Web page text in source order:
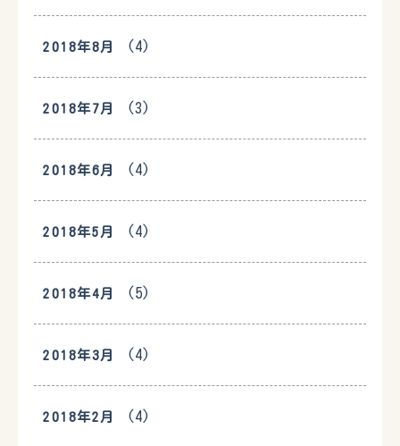
2018年8月 (4)
2018年7月 (3)
2018年6月 (4)
2018年5月 (4)
2018年4月 (5)
2018年3月 (4)
2018年2月 (4)